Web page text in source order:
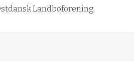
Landboforening